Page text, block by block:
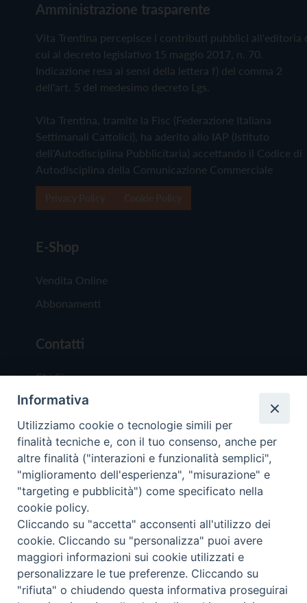
Amministrazione trasparente
Vita Trentina percepisce i contributi pubblici all'editoria
cui al decreto legislativo 15 maggio 2017, n. 70.
Indicazione resa ai sensi della lettera f) del comma 2
dell'art. 5 del medesimo decreto Lgs.
Vita Trentina, tramite la Fisc (Federazione Italiana
Settimanali Cattolici), ha aderito allo IAP (Istituto
dell'Autodisciplina Pubblicitaria) accettando il Codice di
Autodisciplina della Comunicazione Commerciale
E-Shop
Vendita Online
Abbonamenti
Contatti
Chi Siamo
Redazione
Scrivici
Copyright © 2019 - Tutti i diritti riservati - Vita
Trentina Editrice
Privacy Policy
Torna
Informativa
Utilizziamo cookie o tecnologie simili per
finalità tecniche e, con il tuo consenso, anche per
altre finalità ("interazioni e funzionalità semplici",
"miglioramento dell'esperienza", "misurazione" e
"targeting e pubblicità") come specificato nella
cookie policy.
Cliccando su "accetta" acconsenti all'utilizzo dei
cookie. Cliccando su "personalizza" puoi avere
maggiori informazioni sui cookie utilizzati e
personalizzare le tue preferenze. Cliccando su
"rifiuta" o chiudendo questa informativa proseguirai